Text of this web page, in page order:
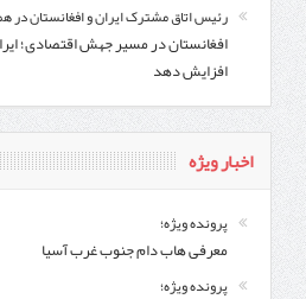
رئیس اتاق مشترک ایران و افغانستان در
افغانستان در مسیر جهش اقتصادی؛
افزایش دهد
اخبار ویژه
پرونده ویژه؛
معرفی هاب دام جنوب غرب آسیا
پرونده ویژه؛